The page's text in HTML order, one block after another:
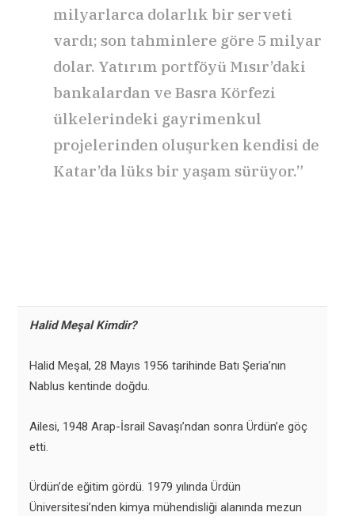
milyarlarca dolarlık bir serveti
vardı; son tahminlere göre 5 milyar
dolar. Yatırım portföyü Mısır’daki
bankalardan ve Basra Körfezi
ülkelerindeki gayrimenkul
projelerinden oluşurken kendisi de
Katar’da lüks bir yaşam sürüyor.”
Halid Meşal Kimdir?
Halid Meşal, 28 Mayıs 1956 tarihinde Batı Şeria’nın
Nablus kentinde doğdu.
Ailesi, 1948 Arap-İsrail Savaşı’ndan sonra Ürdün’e göç
etti.
Ürdün’de eğitim gördü. 1979 yılında Ürdün
Üniversitesi’nden kimya mühendisliği alanında mezun